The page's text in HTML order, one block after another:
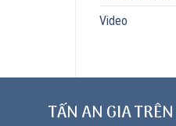
Video
TẤN AN GIA